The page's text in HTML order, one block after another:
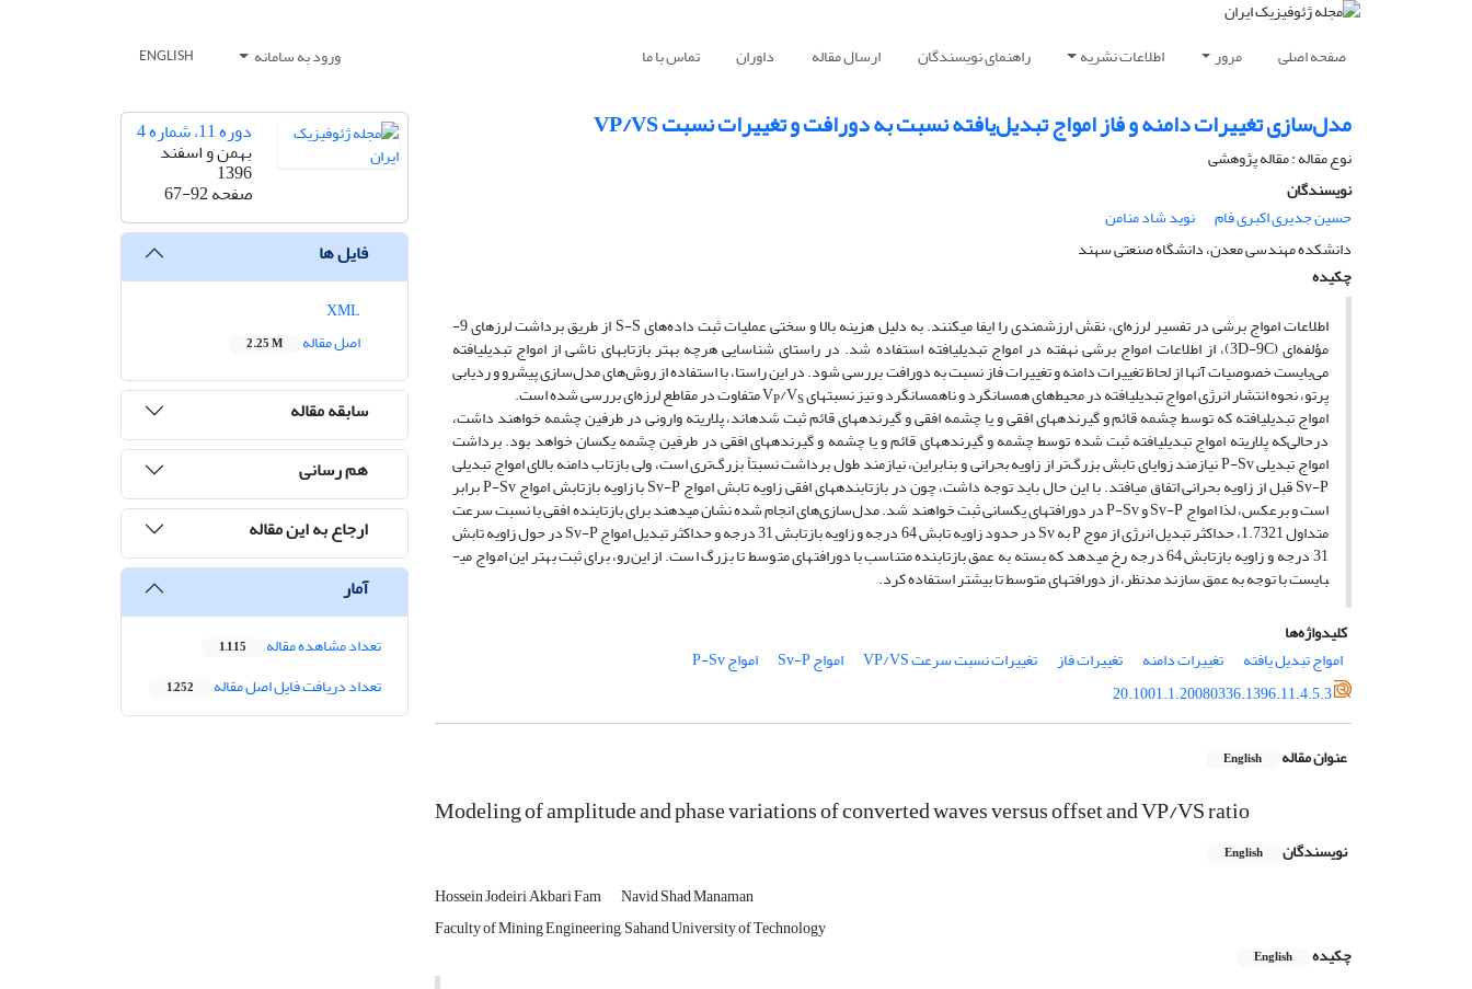
صفحه اصلی مرور اطلاعات نشریه راهنمای نویسندگان ارسال مقاله داوران تماس با ما ورود به سامانه ENGLISH
مدل‌سازی تغییرات دامنه و فاز امواج تبدیل‌یافته نسبت به دورافت و تغییرات نسبت VP/VS
نوع مقاله : مقاله پژوهشی‌
نویسندگان
حسین جدیری اکبری فام
نوید شاد منامن
دانشکده مهندسی معدن، دانشگاه صنعتی سهند
چکیده
اطلاعات امواج برشی در تفسیر لرزه‌ای، نقش ارزشمندی را ایفا می­کنند. به دلیل هزینه بالا و سختی عملیات ثبت داده‌های S-S از طریق برداشت لرزه­ای 9-
مؤلفه‌ای (3D-9C)، از اطلاعات امواج برشی نهفته در امواج تبدیل­یافته استفاده شد. در راستای شناسایی هرچه بهتر بازتاب­های ناشی از امواج تبدیل­یافته
می‌بایست خصوصیات آنها از لحاظ تغییرات دامنه و تغییرات فاز نسبت به دورافت بررسی شود. در این راستا، با استفاده از روش‌های مدل‌سازی پیشرو و ردیابی
پرتو، نحوه انتشار انرژی امواج تبدیل­یافته در محیط‌های همسانگرد و ناهمسانگرد و نیز نسبت­های V P/VS متفاوت در مقاطع لرزه‌ای بررسی شده است.
امواج تبدیل­یافته که توسط چشمه قائم و گیرنده­های افقی و یا چشمه افقی و گیرنده­های قائم ثبت ‌شده­اند، پلاریته وارونی در طرفین چشمه خواهند داشت،
درحالی‌که پلاریته امواج تبدیل­یافته ثبت شده توسط چشمه و گیرنده­های قائم و یا چشمه و گیرنده­های افقی در طرفین چشمه یکسان خواهد بود. برداشت
امواج تبدیلی P-Sv نیازمند زوایای تابش بزرگ‌تر از زاویه بحرانی و بنابراین، نیازمند طول برداشت نسبتاً بزرگ‌تری است، ولی بازتاب دامنه بالای امواج تبدیلی
Sv-P قبل از زاویه بحرانی اتفاق می­افتد. با این حال باید توجه داشت، چون در بازتابنده­های افقی زاویه تابش امواج Sv-P با زاویه بازتابش امواج P-Sv برابر
است و برعکس، لذا امواج Sv-P و P-Sv در دورافت­های یکسانی ثبت خواهند شد. مدل‌سازی‌های انجام شده نشان می­دهند برای بازتابنده افقی با نسبت سرعت
متداول 1.7321، حداکثر تبدیل انرژی از موج P به Sv در حدود زاویه تابش 64 درجه و زاویه بازتابش 31 درجه و حداکثر تبدیل امواج Sv-P در حول زاویه تابش
31 درجه و زاویه بازتابش 64 درجه رخ می­دهد که بسته به عمق بازتابنده متناسب با دورافت­های متوسط تا بزرگ است. از این‌رو، برای ثبت بهتر این امواج می­
بایست با توجه به عمق­ سازند مدنظر، از دورافت­های متوسط تا بیشتر استفاده کرد.
کلیدواژه‌ها
امواج تبدیل یافته
تغییرات دامنه تغییرات فاز تغییرات نسبت سرعت VP/VS امواج Sv-P
امواج P-Sv
20.1001.1.20080336.1396.11.4.5.3
عنوان مقاله English
Modeling of amplitude and phase variations of converted waves versus offset and VP/VS ratio
نویسندگان English
Hossein Jodeiri Akbari Fam
Navid Shad Manaman
Faculty of Mining Engineering, Sahand University of Technology
چکیده
English
دوره 11، شماره 4
بهمن و اسفند
1396
صفحه67-92
فایل ها
اصل مقاله
2.25 M
سابقه مقاله
هم رسانی
ارجاع به این مقاله
آمار
تعداد مشاهده مقاله 1,115
تعداد دریافت فایل اصل مقاله 1,252